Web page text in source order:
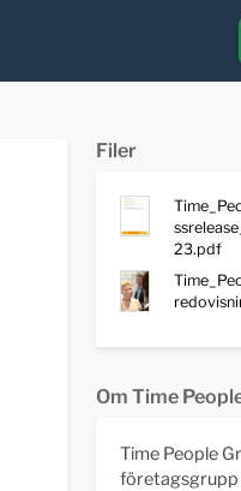
Filer
23.pdf
Om Time
Time People
företagsgrupp